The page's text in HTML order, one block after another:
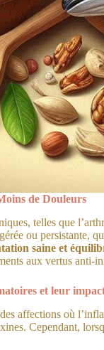
de Douleurs
telles que
ou persistante,
saine et
aux vertus anti-
et leur
affections où
Cependant,